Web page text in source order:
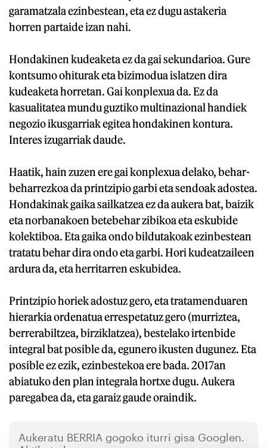
garamatzala ezinbestean, eta ez dugu astakeria
horren partaide izan nahi.
Hondakinen kudeaketa ez da gai sekundarioa. Gure
kontsumo ohiturak eta bizimodua islatzen dira
kudeaketa horretan. Gai konplexua da. Ez da
kasualitatea mundu guztiko multinazional handiek
negozio ikusgarriak egitea hondakinen kontura.
Interes izugarriak daude.
Haatik, hain zuzen ere gai konplexua delako, behar-
beharrezkoa da printzipio garbi eta sendoak adostea.
Hondakinak gaika sailkatzea ez da aukera bat, baizik
eta norbanakoen betebehar zibikoa eta eskubide
kolektiboa. Eta gaika ondo bildutakoak ezinbestean
tratatu behar dira ondo eta garbi. Hori kudeatzaileen
ardura da, eta herritarren eskubidea.
Printzipio horiek adostuz gero, eta tratamenduaren
hierarkia ordenatua errespetatuz gero (murriztea,
berrerabiltzea, birziklatzea), bestelako irtenbide
integral bat posible da, egunero ikusten dugunez. Eta
posible ez ezik, ezinbestekoa ere bada. 2017an
abiatuko den plan integrala hortxe dugu. Aukera
paregabea da, eta garaiz gaude oraindik.
Aukeratu BERRIA gogoko iturri gisa Googlen.